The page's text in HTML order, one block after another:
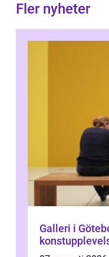
Fler nyheter
Galleri i